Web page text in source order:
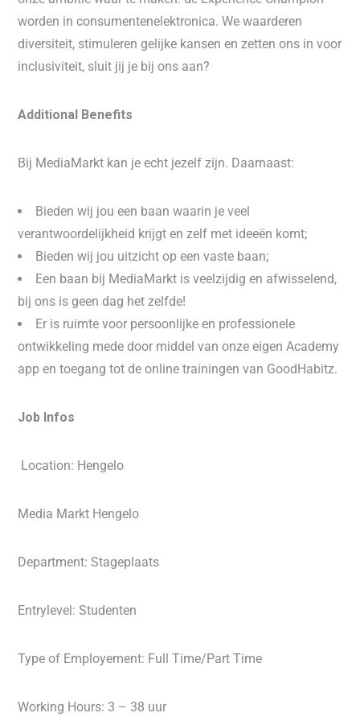
worden in consumentenelektronica. We waarderen
diversiteit, stimuleren gelijke kansen en zetten ons in voor
inclusiviteit, sluit jij je bij ons aan?
Additional Benefits
Bij MediaMarkt kan je echt jezelf zijn. Daarnaast:
Bieden wij jou een baan waarin je veel
verantwoordelijkheid krijgt en zelf met ideeën komt;
Bieden wij jou uitzicht op een vaste baan;
Een baan bij MediaMarkt is veelzijdig en afwisselend,
bij ons is geen dag het zelfde!
Er is ruimte voor persoonlijke en professionele
ontwikkeling mede door middel van onze eigen Academy
app en toegang tot de online trainingen van GoodHabitz.
Job Infos
​Location: Hengelo
Media Markt Hengelo
Department: Stageplaats
Entrylevel: Studenten
Type of Employement: Full Time/Part Time
Working Hours: 3 – 38 uur